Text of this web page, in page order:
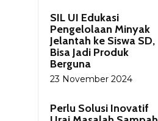
SIL UI Edukasi
Pengelolaan Minyak
Jelantah ke Siswa SD,
Bisa Jadi Produk
Berguna
23 November 2024
Perlu Solusi Inovatif